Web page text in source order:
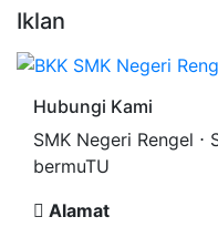
Iklan
Hubungi Kami
SMK Negeri Rengel ⋅
bermuTU
Alamat